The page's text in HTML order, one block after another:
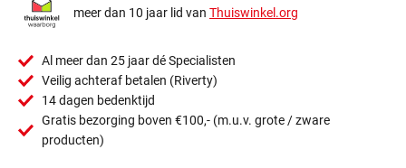
meer dan 10 jaar lid van Thuiswinkel.org
Al meer dan 25 jaar dé Specialisten
Veilig achteraf betalen (Riverty)
14 dagen bedenktijd
Gratis bezorging boven €100,- (m.u.v. grote / zware
producten)